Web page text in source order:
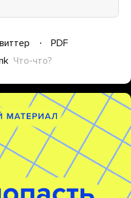
PDF
Что-что?